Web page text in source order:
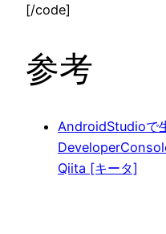
[/code]
参考
AndroidStudioで
Qiita [キータ]